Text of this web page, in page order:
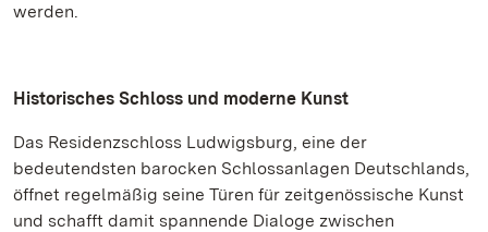
werden.
Historisches Schloss und moderne Kunst
Das Residenzschloss Ludwigsburg, eine der
bedeutendsten barocken Schlossanlagen Deutschlands,
öffnet regelmäßig seine Türen für zeitgenössische Kunst
und schafft damit spannende Dialoge zwischen